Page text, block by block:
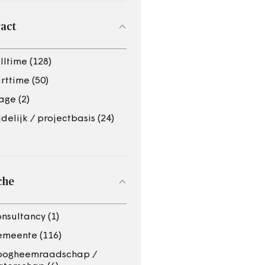
(128)
(50)
(2)
/ projectbasis (24)
(1)
(116)
/